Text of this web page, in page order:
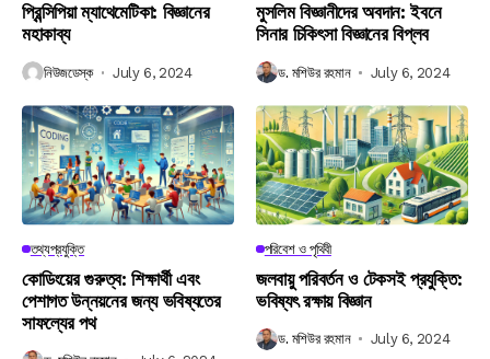
প্রিন্সিপিয়া ম্যাথেমেটিকা: বিজ্ঞানের
মহাকাব্য
নিউজডেস্ক July 6, 2024
মুসলিম বিজ্ঞানীদের অবদান: ইবনে
সিনার চিকিৎসা বিজ্ঞানের বিপ্লব
ড. মশিউর রহমান July 6, 2024
তথ্যপ্রযুক্তি
কোডিংয়ের গুরুত্ব: শিক্ষার্থী এবং
পেশাগত উন্নয়নের জন্য ভবিষ্যতের
সাফল্যের পথ
পরিবেশ ও পৃথিবী
জলবায়ু পরিবর্তন ও টেকসই প্রযুক্তি:
ভবিষ্যৎ রক্ষায় বিজ্ঞান
ড. মশিউর রহমান July 6, 2024